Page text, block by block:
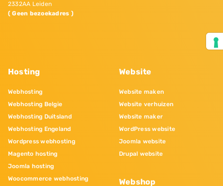
2332AA Leiden
( Geen bezoekadres )
Hosting
Webhosting
Webhosting Belgie
Webhosting Duitsland
Webhosting Engeland
Wordpress webhosting
Magento hosting
Joomla hosting
Woocommerce webhosting
Website
Website maken
Website verhuizen
Website maker
WordPress website
Joomla website
Drupal website
Webshop